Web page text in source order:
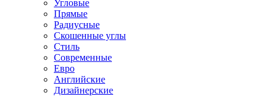
Угловые
Прямые
Радиусные
Скошенные углы
Стиль
Современные
Евро
Английские
Дизайнерские